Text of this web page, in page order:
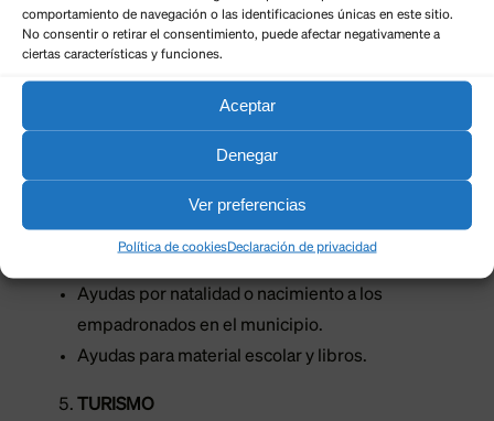
comportamiento de navegación o las identificaciones únicas en este sitio.
No consentir o retirar el consentimiento, puede afectar negativamente a
ciertas características y funciones.
Aceptar
Denegar
Ver preferencias
Política de cookiesDeclaración de privacidad
Formación de las personas desempleadas con la
Formación y Empleo de la Junta de Castilla y
León, relacionado con el sector agroalimentario.
BIENESTAR SOCIAL.
Apoyo económico a las diferentes asociaciones
Ayudas por natalidad o nacimiento a los
empadronados en el municipio.
Ayudas para material escolar y libros.
TURISMO